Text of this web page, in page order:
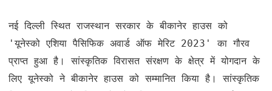
नई दिल्ली स्थित राजस्थान सरकार के बीकानेर हाउस को
'यूनेस्को एशिया पैसिफिक अवार्ड ऑफ मेरिट 2023' का गौरव
प्राप्त हुआ है। सांस्कृतिक विरासत संरक्षण के क्षेत्र में योगदान के
लिए यूनेस्को ने बीकानेर हाउस को सम्मानित किया है। सांस्कृतिक